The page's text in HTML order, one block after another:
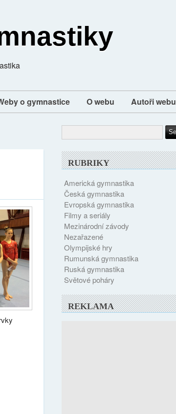
o gymnastice O webu Autoři webu
RUBRIKY
Americká gymnastika
Česká gymnastika
Evropská gymnastika
Filmy a seriály
Mezinárodní závody
Nezařazené
Olympijské hry
Rumunská gymnastika
Ruská gymnastika
Světové poháry
REKLAMA